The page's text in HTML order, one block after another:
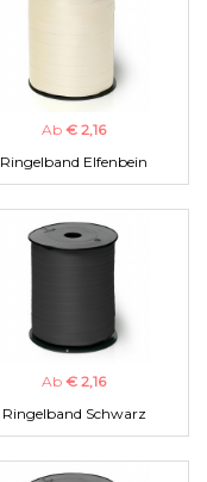
Ab € 2,16
Ringelband Elfenbein
Ab € 2,16
Ringelband Schwarz